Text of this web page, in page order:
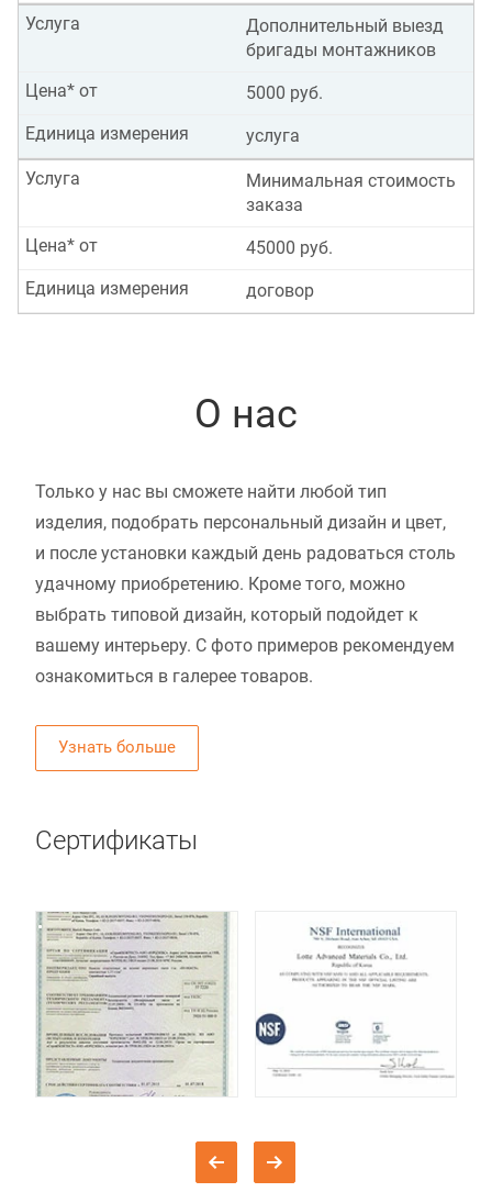
Дополнительный выезд
бригады монтажников
Услуга
5000 руб.
Цена* от
услуга
Единица измерения
Минимальная стоимость
заказа
Услуга
45000 руб.
Цена* от
договор
Единица измерения
О нас
Только у нас вы сможете найти любой тип
изделия, подобрать персональный дизайн и цвет,
и после установки каждый день радоваться столь
удачному приобретению. Кроме того, можно
выбрать типовой дизайн, который подойдет к
вашему интерьеру. С фото примеров рекомендуем
ознакомиться в галерее товаров.
Узнать больше
Сертификаты